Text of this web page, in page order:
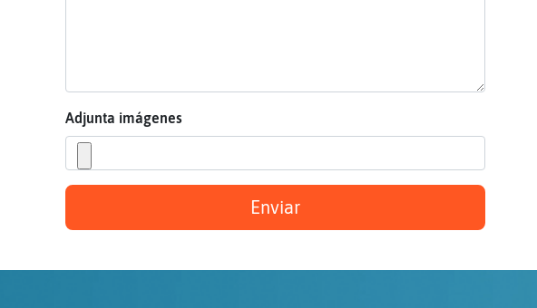
Adjunta imágenes
Enviar